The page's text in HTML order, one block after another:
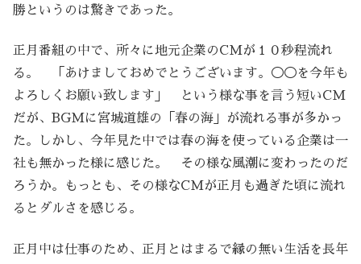
勝というのは驚きであった。
正月番組の中で、所々に地元企業のCMが１０秒程流れ
る。 「あけましておめでとうございます。◯◯を今年も
よろしくお願い致します」 という様な事を言う短いCM
だが、BGMに宮城道雄の「春の海」が流れる事が多かっ
た。しかし、今年見た中では春の海を使っている企業は一
社も無かった様に感じた。 その様な風潮に変わったのだ
ろうか。もっとも、その様なCMが正月も過ぎた頃に流れ
るとダルさを感じる。
正月中は仕事のため、正月とはまるで縁の無い生活を長年